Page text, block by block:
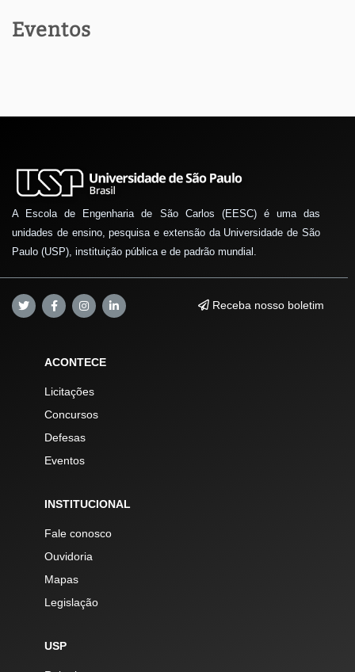
Eventos
A Escola de Engenharia de São Carlos (EESC) é uma das
unidades de ensino, pesquisa e extensão da Universidade de São
Paulo (USP), instituição pública e de padrão mundial.
Receba nosso boletim
ACONTECE
Licitações
Concursos
Defesas
Eventos
INSTITUCIONAL
Fale conosco
Ouvidoria
Mapas
Legislação
USP